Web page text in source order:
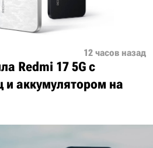
12 часов назад
Redmi 17 5G с
и аккумулятором на